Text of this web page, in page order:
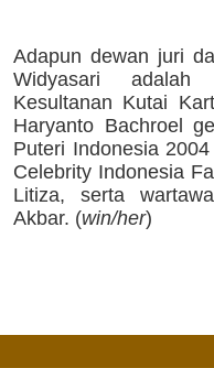
Adapun dewan juri
Widyasari adalah
Kesultanan Kutai
Haryanto Bachroel
Puteri Indonesia
Celebrity Indonesia
Litiza, serta
Akbar. (win/her)